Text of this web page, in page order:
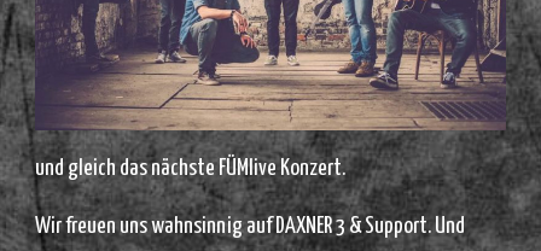
und gleich das nächste FÜMlive Konzert.
Wir freuen uns wahnsinnig auf DAXNER 3 & Support. Und